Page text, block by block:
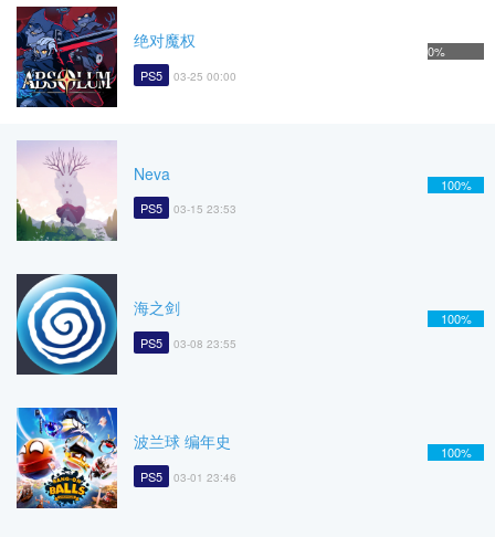
绝对魔权
PS5 03-25 00:00
0%
Neva
PS5 03-15 23:53
100%
海之剑
PS5 03-08 23:55
100%
波兰球 编年史
PS5 03-01 23:46
100%